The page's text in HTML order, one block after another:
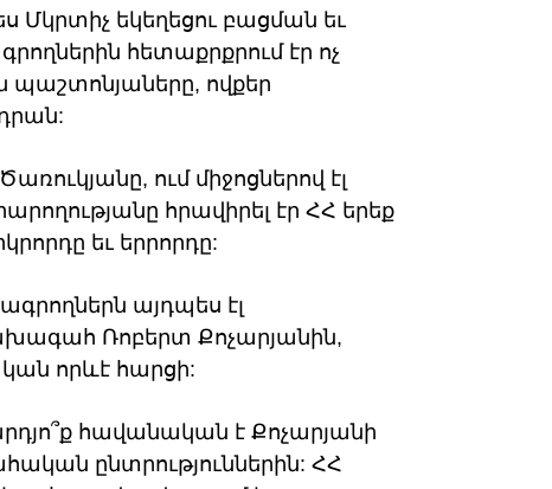
Մկրտիչ եկեղեցու բացման եւ
հետաքրքրում էր ոչ
պաշտոնյաները, ովքեր
ում միջոցներով էլ
հրավիրել էր ՀՀ երեք
եւ երրորդը:
այդպես էլ
Ռոբերտ Քոչարյանին,
որևէ հարցի:
հավանական է Քոչարյանի
ընտրություններին: ՀՀ